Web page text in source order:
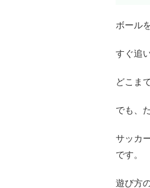
ボール
すぐ追
どこま
でも、
サッカ
です。
遊び方